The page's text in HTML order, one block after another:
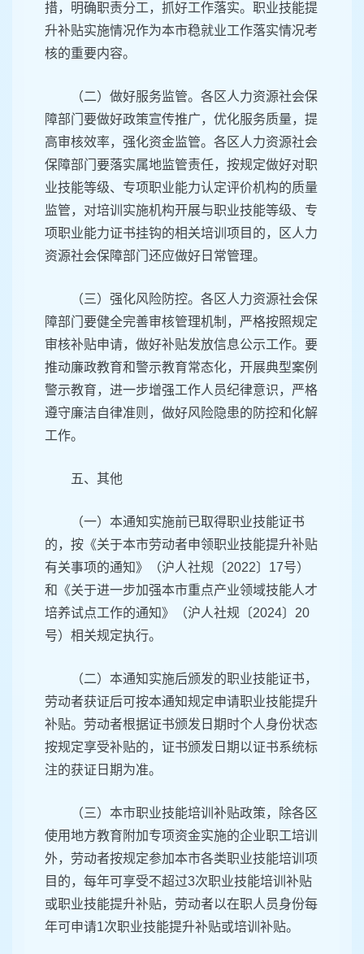
措，明确职责分工，抓好工作落实。职业技能提
升补贴实施情况作为本市稳就业工作落实情况考
核的重要内容。
（二）做好服务监管。各区人力资源社会保
障部门要做好政策宣传推广，优化服务质量，提
高审核效率，强化资金监管。各区人力资源社会
保障部门要落实属地监管责任，按规定做好对职
业技能等级、专项职业能力认定评价机构的质量
监管，对培训实施机构开展与职业技能等级、专
项职业能力证书挂钩的相关培训项目的，区人力
资源社会保障部门还应做好日常管理。
（三）强化风险防控。各区人力资源社会保
障部门要健全完善审核管理机制，严格按照规定
审核补贴申请，做好补贴发放信息公示工作。要
推动廉政教育和警示教育常态化，开展典型案例
警示教育，进一步增强工作人员纪律意识，严格
遵守廉洁自律准则，做好风险隐患的防控和化解
工作。
五、其他
（一）本通知实施前已取得职业技能证书
的，按《关于本市劳动者申领职业技能提升补贴
有关事项的通知》（沪人社规〔2022〕17号）
和《关于进一步加强本市重点产业领域技能人才
培养试点工作的通知》（沪人社规〔2024〕20
号）相关规定执行。
（二）本通知实施后颁发的职业技能证书，
劳动者获证后可按本通知规定申请职业技能提升
补贴。劳动者根据证书颁发日期时个人身份状态
按规定享受补贴的，证书颁发日期以证书系统标
注的获证日期为准。
（三）本市职业技能培训补贴政策，除各区
使用地方教育附加专项资金实施的企业职工培训
外，劳动者按规定参加本市各类职业技能培训项
目的，每年可享受不超过3次职业技能培训补贴
或职业技能提升补贴，劳动者以在职人员身份每
年可申请1次职业技能提升补贴或培训补贴。